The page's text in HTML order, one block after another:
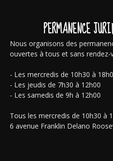
PERMANENCE
Nous organisons des
ouvertes à tous et sans rendez-
- Les mercredis de 10h30 à
- Les jeudis de 7h30 à 12h00
- Les samedis de 9h à 12h00
Tous les mercredis de 10h30 à
6 avenue Franklin Delano